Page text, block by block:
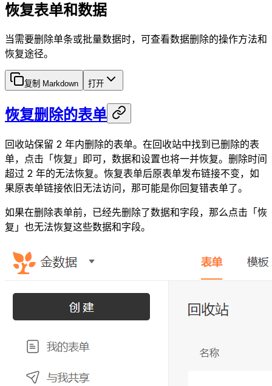
恢复表单和数据
当需要删除单条或批量数据时，可查看数据删除的操作方法和
恢复途径。
复制 Markdown 打开
恢复删除的表单
回收站保留 2 年内删除的表单。在回收站中找到已删除的表
单，点击「恢复」即可，数据和设置也将一并恢复。删除时间
超过 2 年的无法恢复。恢复表单后原表单发布链接不变，如
果原表单链接依旧无法访问，那可能是你回复错表单了。
如果在删除表单前，已经先删除了数据和字段，那么点击「恢
复」也无法恢复这些数据和字段。